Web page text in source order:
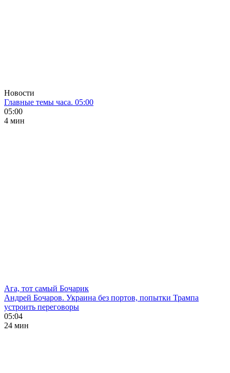
Новости
Главные темы часа. 05:00
05:00
4 мин
Ага, тот самый Бочарик
Андрей Бочаров. Украина без портов, попытки Трампа
устроить переговоры
05:04
24 мин